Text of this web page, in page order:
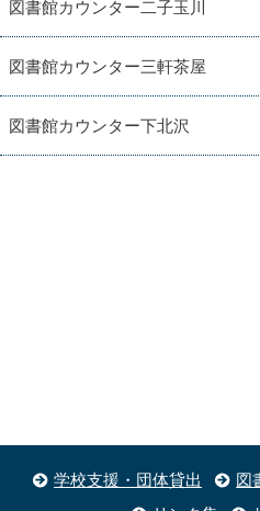
図書館カウンター二子玉川
図書館カウンター三軒茶屋
図書館カウンター下北沢
学校支援・団体貸出
図